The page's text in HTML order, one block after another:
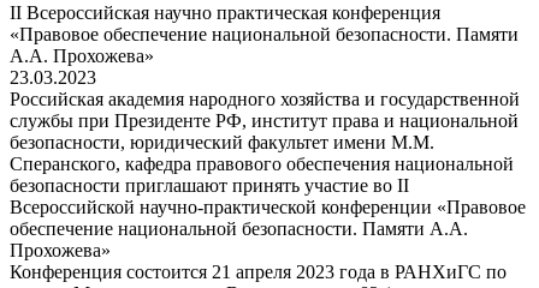
II Всероссийская научно практическая конференция
«Правовое обеспечение национальной безопасности. Памяти
А.А. Прохожева»
23.03.2023
Российская академия народного хозяйства и государственной
службы при Президенте РФ, институт права и национальной
безопасности, юридический факультет имени М.М.
Сперанского, кафедра правового обеспечения национальной
безопасности приглашают принять участие во II
Всероссийской научно-практической конференции «Правовое
обеспечение национальной безопасности. Памяти А.А.
Прохожева»
Конференция состоится 21 апреля 2023 года в РАНХиГС по